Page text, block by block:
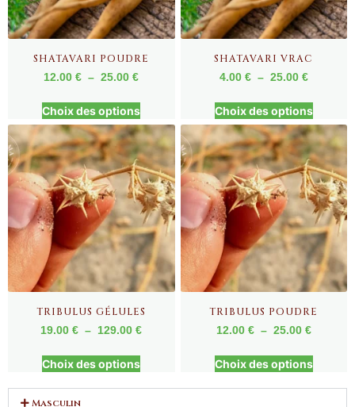
SHATAVARI POUDRE
12.00€ – 25.00€
Choix des options
SHATAVARI VRAC
4.00 € – 25.00 €
Choix des options
TRIBULUS GÉLULES
19.00€ – 129.00€
Choix des options
TRIBULUS POUDRE
12.00 € – 25.00 €
Choix des options
Masculin